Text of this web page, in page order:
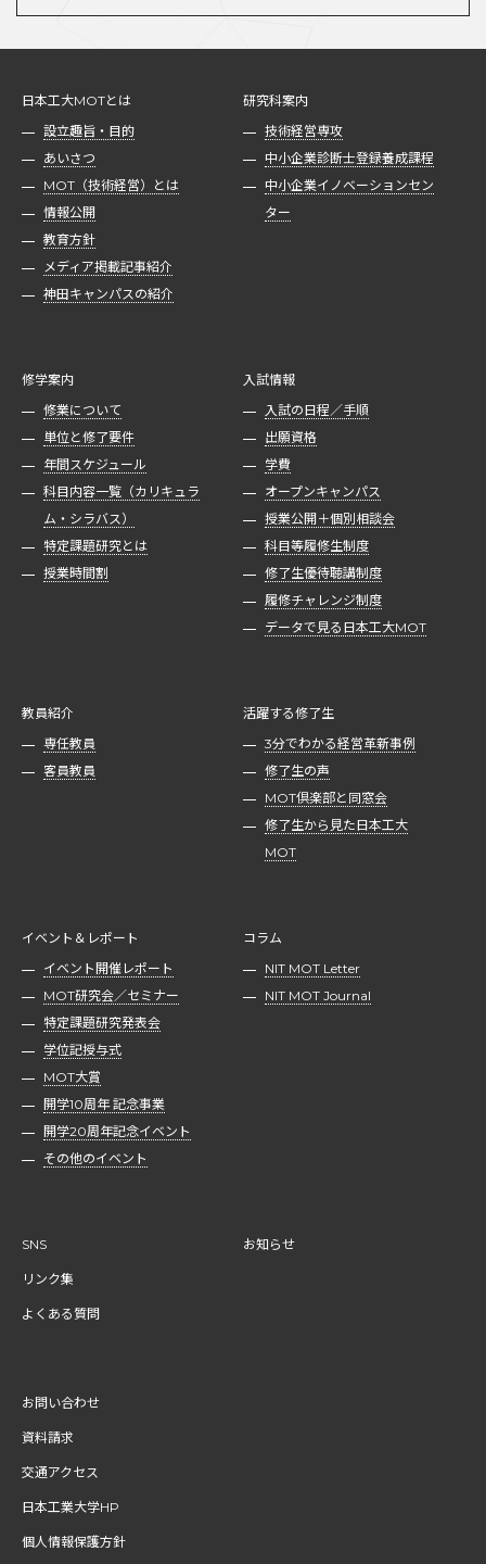
日本工大MOTとは
設立趣旨・目的
あいさつ
MOT（技術経営）とは
情報公開
教育方針
メディア掲載記事紹介
神田キャンパスの紹介
研究科案内
技術経営専攻
中小企業診断士登録養成課程
中小企業イノベーションセン
ター
修学案内
修業について
単位と修了要件
年間スケジュール
科目内容一覧（カリキュラ
ム・シラバス）
特定課題研究とは
授業時間割
入試情報
入試の日程／手順
出願資格
学費
オープンキャンパス
授業公開＋個別相談会
科目等履修生制度
修了生優待聴講制度
履修チャレンジ制度
データで見る日本工大MOT
教員紹介
専任教員
客員教員
活躍する修了生
3分でわかる経営革新事例
修了生の声
MOT倶楽部と同窓会
修了生から見た日本工大
MOT
イベント＆レポート
イベント開催レポート
MOT研究会／セミナー
特定課題研究発表会
学位記授与式
MOT大賞
開学10周年 記念事業
開学20周年記念イベント
その他のイベント
コラム
NIT MOT Letter
NIT MOT Journal
SNS
リンク集
よくある質問
お知らせ
お問い合わせ
資料請求
交通アクセス
日本工業大学HP
個人情報保護方針